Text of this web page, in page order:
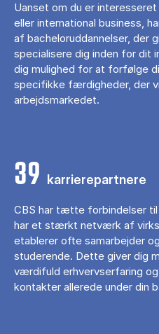
Uanset om du er
eller international business,
af bacheloruddannelser, der
specialisere dig inden for dit
dig mulighed for at forfølge
specifikke færdigheder, der
arbejdsmarkedet.
39 karrierepartnere
CBS har tætte forbindelser
har et stærkt netværk af
etablerer ofte samarbejder
studerende. Dette giver dig
værdifuld erhvervserfaring
kontakter allerede under din